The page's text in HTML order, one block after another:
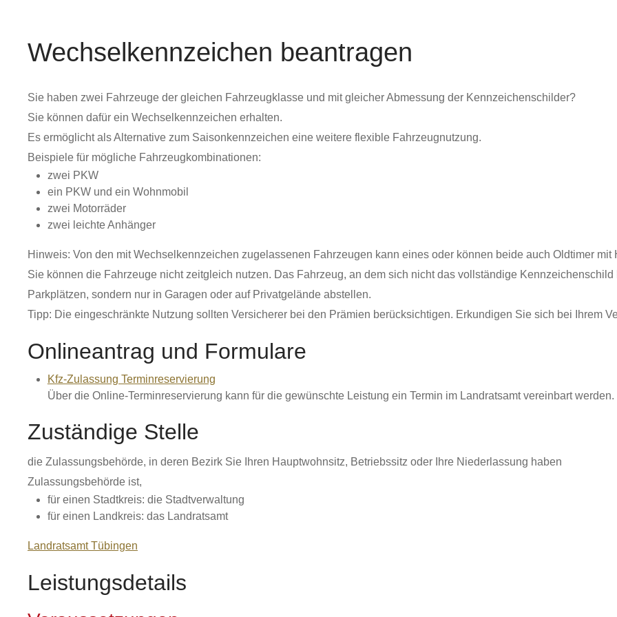
Wechselkennzeichen beantragen
Sie haben zwei Fahrzeuge der gleichen Fahrzeugklasse und mit gleicher Abmessung der Kennzeichenschilder?
Sie können dafür ein Wechselkennzeichen erhalten.
Es ermöglicht als Alternative zum Saisonkennzeichen eine weitere flexible Fahrzeugnutzung.
Beispiele für mögliche Fahrzeugkombinationen:
zwei PKW
ein PKW und ein Wohnmobil
zwei Motorräder
zwei leichte Anhänger
Hinweis: Von den mit Wechselkennzeichen zugelassenen Fahrzeugen kann eines oder können beide auch Oldtimer mit
Sie können die Fahrzeuge nicht zeitgleich nutzen. Das Fahrzeug, an dem sich nicht das vollständige Kennzeichenschild
Parkplätzen, sondern nur in Garagen oder auf Privatgelände abstellen.
Tipp: Die eingeschränkte Nutzung sollten Versicherer bei den Prämien berücksichtigen. Erkundigen Sie sich bei Ihrem
Onlineantrag und Formulare
Kfz-Zulassung Terminreservierung
Über die Online-Terminreservierung kann für die gewünschte Leistung ein Termin im Landratsamt vereinbart werden.
Zuständige Stelle
die Zulassungsbehörde, in deren Bezirk Sie Ihren Hauptwohnsitz, Betriebssitz oder Ihre Niederlassung haben
Zulassungsbehörde ist,
für einen Stadtkreis: die Stadtverwaltung
für einen Landkreis: das Landratsamt
Landratsamt Tübingen
Leistungsdetails